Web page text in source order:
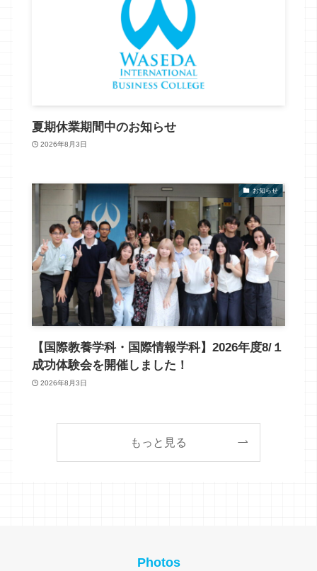
夏期休業期間中のお知らせ
2026年8月3日
お知らせ
【国際教養学科・国際情報学科】2026年度8/１
成功体験会を開催しました！
2026年8月3日
もっと見る
Photos